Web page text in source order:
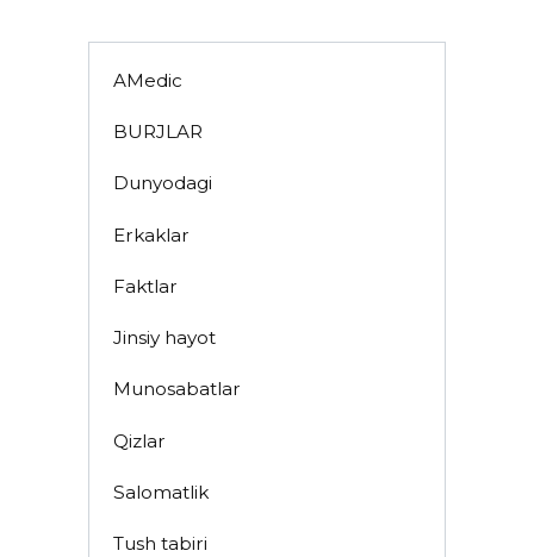
AMedic
BURJLAR
Dunyodagi
Erkaklar
Faktlar
Jinsiy hayot
Munosabatlar
Qizlar
Salomatlik
Tush tabiri